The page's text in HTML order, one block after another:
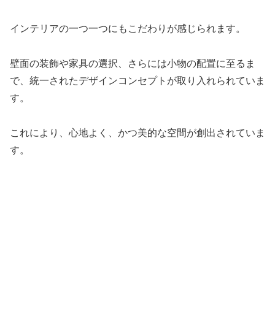
インテリアの一つ一つにもこだわりが感じられます。
壁面の装飾や家具の選択、さらには小物の配置に至るま
で、統一されたデザインコンセプトが取り入れられていま
す。
これにより、心地よく、かつ美的な空間が創出されていま
す。